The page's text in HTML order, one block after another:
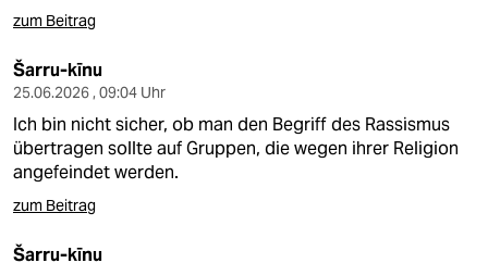
zum Beitrag
Šarru-kīnu
25.06.2026 , 09:04 Uhr
Ich bin nicht sicher, ob man den Begriff des Rassismus
übertragen sollte auf Gruppen, die wegen ihrer Religion
angefeindet werden.
zum Beitrag
Šarru-kīnu